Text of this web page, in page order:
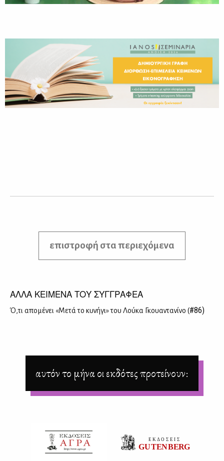
επιστροφή στα περιεχόμενα
ΑΛΛΑ ΚΕΙΜΕΝΑ ΤΟΥ ΣΥΓΓΡΑΦΕΑ
Ό,τι απο­μέ­νει «Με­τά το κυ­νή­γι» του Λού­κα Γκουα­ντα­νί­νο (#86)
αυτόν το μήνα οι εκδότες προτείνουν: